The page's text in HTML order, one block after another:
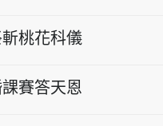
桃花科儀
賽答天恩